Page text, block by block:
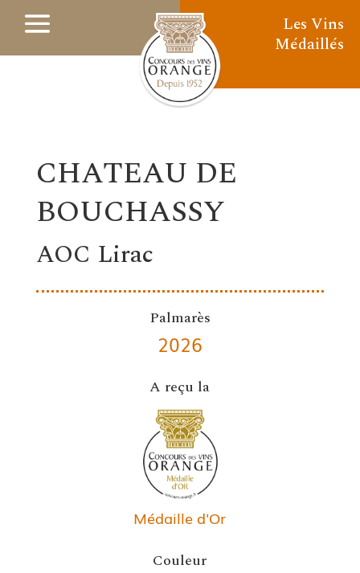
Les Vins
Médaillés
CHATEAU DE
BOUCHASSY
AOC Lirac
Palmarès
2026
A reçu la
Médaille d'Or
Couleur